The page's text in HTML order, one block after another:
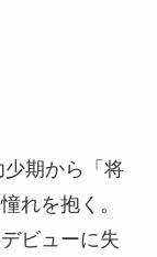
期から「将
れを抱く。
ビューに失